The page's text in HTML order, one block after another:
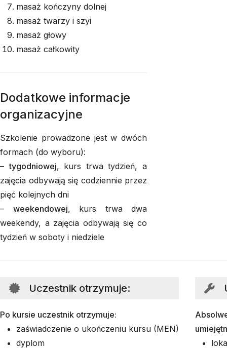
masaż kończyny dolnej
masaż twarzy i szyi
masaż głowy
masaż całkowity
Dodatkowe informacje
organizacyjne
Szkolenie prowadzone jest w dwóch
formach (do wyboru):
–tygodniowej, kurs trwa tydzień, a
zajęcia odbywają się codziennie przez
pięć kolejnych dni
– weekendowej, kurs trwa dwa
weekendy, a zajęcia odbywają się co
tydzień w soboty i niedziele
Uczestnik otrzymuje:
Po kursie uczestnik otrzymuje:
zaświadczenie o ukończeniu kursu (MEN)
dyplom